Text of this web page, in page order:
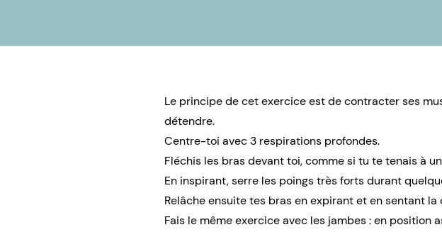
Le principe de cet exercice est de contracter ses
détendre.
Centre-toi avec 3 respirations profondes.
Fléchis les bras devant toi, comme si tu te tenais à
En inspirant, serre les poings très forts durant
Relâche ensuite tes bras en expirant et en sentant
Fais le même exercice avec les jambes : en position